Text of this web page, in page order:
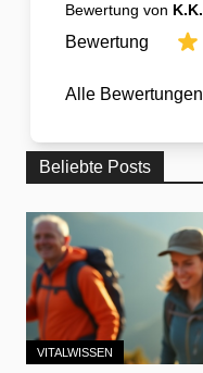
Bewertung von K.K.
Bewertung
Alle Bewertungen
Beliebte Posts
VITALWISSEN